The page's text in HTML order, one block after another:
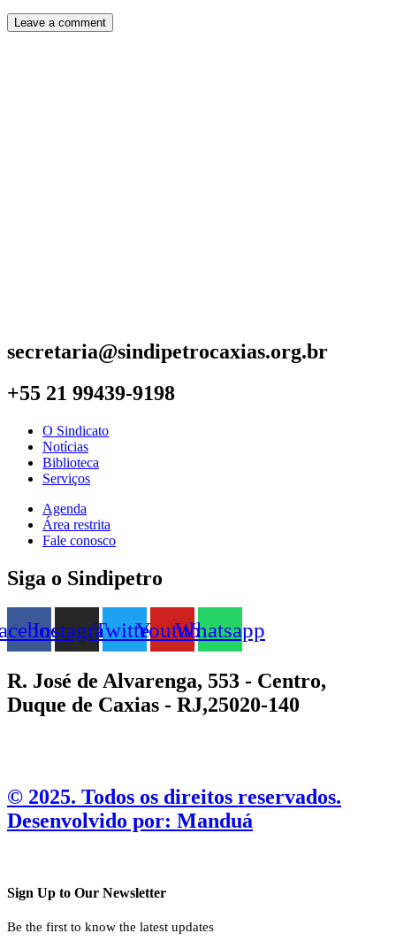
secretaria@sindipetrocaxias.org.br
+55 21 99439-9198
O Sindicato
Notícias
Biblioteca
Serviços
Agenda
Área restrita
Fale conosco
Siga o Sindipetro
InstagramTwitterYoutubeWhatsapp
R. José de Alvarenga, 553 - Centro,
Duque de Caxias - RJ,25020-140
©️ 2025. Todos os direitos reservados.
Desenvolvido por: Manduá
Sign Up to Our Newsletter
Be the first to know the latest updates